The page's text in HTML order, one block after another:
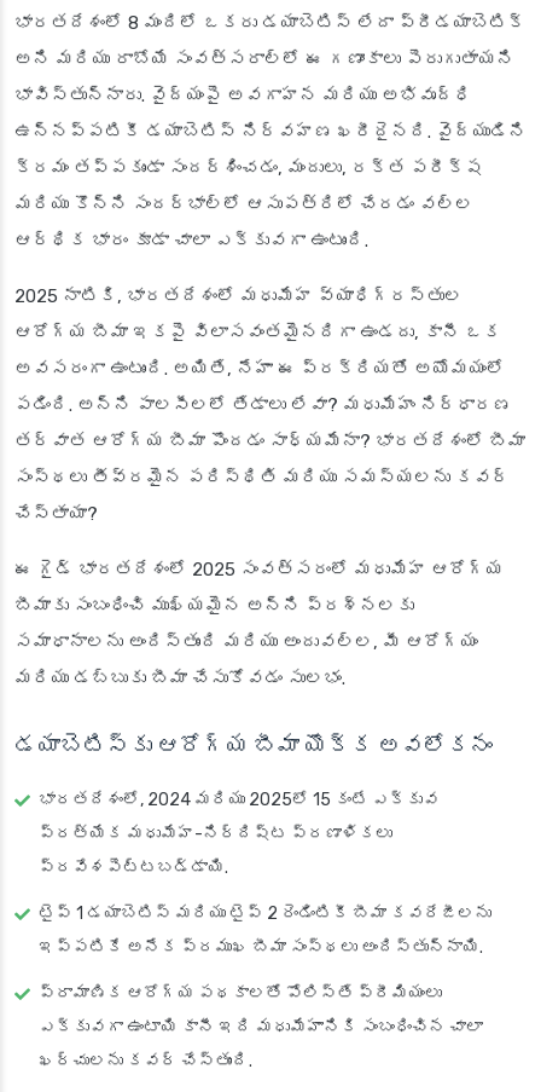
భారతదేశంలో 8 మందిలో ఒకరు డయాబెటిస్ లేదా ప్రీడయాబెటిక్
అని మరియు రాబోయే సంవత్సరాల్లో ఈ గణాంకాలు పెరుగుతాయని
భావిస్తున్నారు. వైద్యంపై అవగాహన మరియు అభివృద్ధి
ఉన్నప్పటికీ డయాబెటిస్ నిర్వహణ ఖరీదైనది. వైద్యుడిని
క్రమం తప్పకుండా సందర్శించడం, మందులు, రక్త పరీక్ష
మరియు కొన్ని సందర్భాల్లో ఆసుపత్రిలో చేరడం వల్ల
ఆర్థిక భారం కూడా చాలా ఎక్కువగా ఉంటుంది.
2025 నాటికి, భారతదేశంలో మధుమేహ వ్యాధిగ్రస్తుల
ఆరోగ్య బీమా ఇకపై విలాసవంతమైనదిగా ఉండదు, కానీ ఒక
అవసరంగా ఉంటుంది. అయితే, నేహా ఈ ప్రక్రియతో అయోమయంలో
పడింది. అన్ని పాలసీలలో తేడాలు లేవా? మధుమేహం నిర్ధారణ
తర్వాత ఆరోగ్య బీమా పొందడం సాధ్యమేనా? భారతదేశంలో బీమా
సంస్థలు తీవ్రమైన పరిస్థితి మరియు సమస్యలను కవర్
చేస్తాయా?
ఈ గైడ్ భారతదేశంలో 2025 సంవత్సరంలో మధుమేహ ఆరోగ్య
బీమాకు సంబంధించి ముఖ్యమైన అన్ని ప్రశ్నలకు
సమాధానాలను అందిస్తుంది మరియు అందువల్ల, మీ ఆరోగ్యం
మరియు డబ్బుకు బీమా చేసుకోవడం సులభం.
డయాబెటిస్‌కు ఆరోగ్య బీమా యొక్క అవలోకనం
భారతదేశంలో, 2024 మరియు 2025లో 15 కంటే ఎక్కువ
ప్రత్యేక మధుమేహ-నిర్దిష్ట ప్రణాళికలు
ప్రవేశపెట్టబడ్డాయి.
టైప్ 1 డయాబెటిస్ మరియు టైప్ 2 రెండింటికీ బీమా కవరేజీలను
ఇప్పటికే అనేక ప్రముఖ బీమా సంస్థలు అందిస్తున్నాయి.
ప్రామాణిక ఆరోగ్య పథకాలతో పోలిస్తే ప్రీమియంలు
ఎక్కువగా ఉంటాయి కానీ ఇది మధుమేహానికి సంబంధించిన చాలా
ఖర్చులను కవర్ చేస్తుంది.